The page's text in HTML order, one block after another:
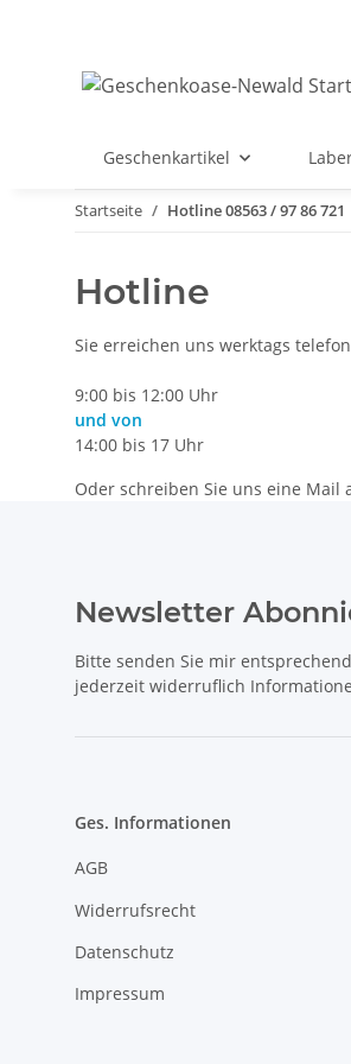
Geschenkartikel
Startseite Hotline 08563 / 97 86 721
Hotline
Sie erreichen uns werktags
9:00 bis 12:00 Uhr
und von
14:00 bis 17 Uhr
Oder schreiben Sie uns eine Mail
Newsletter
Bitte senden Sie mir
jederzeit widerruflich
Ges. Informationen
AGB
Widerrufsrecht
Datenschutz
Impressum